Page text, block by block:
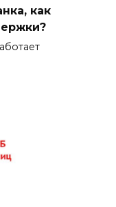
как